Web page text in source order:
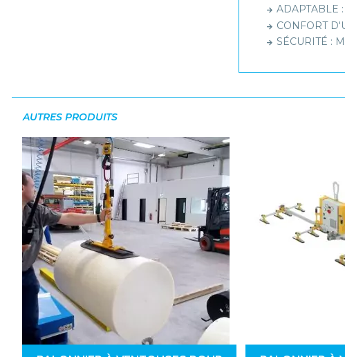
ADAPTABLE
CONFORT
SÉCURITÉ :
AUTRES PRODUITS